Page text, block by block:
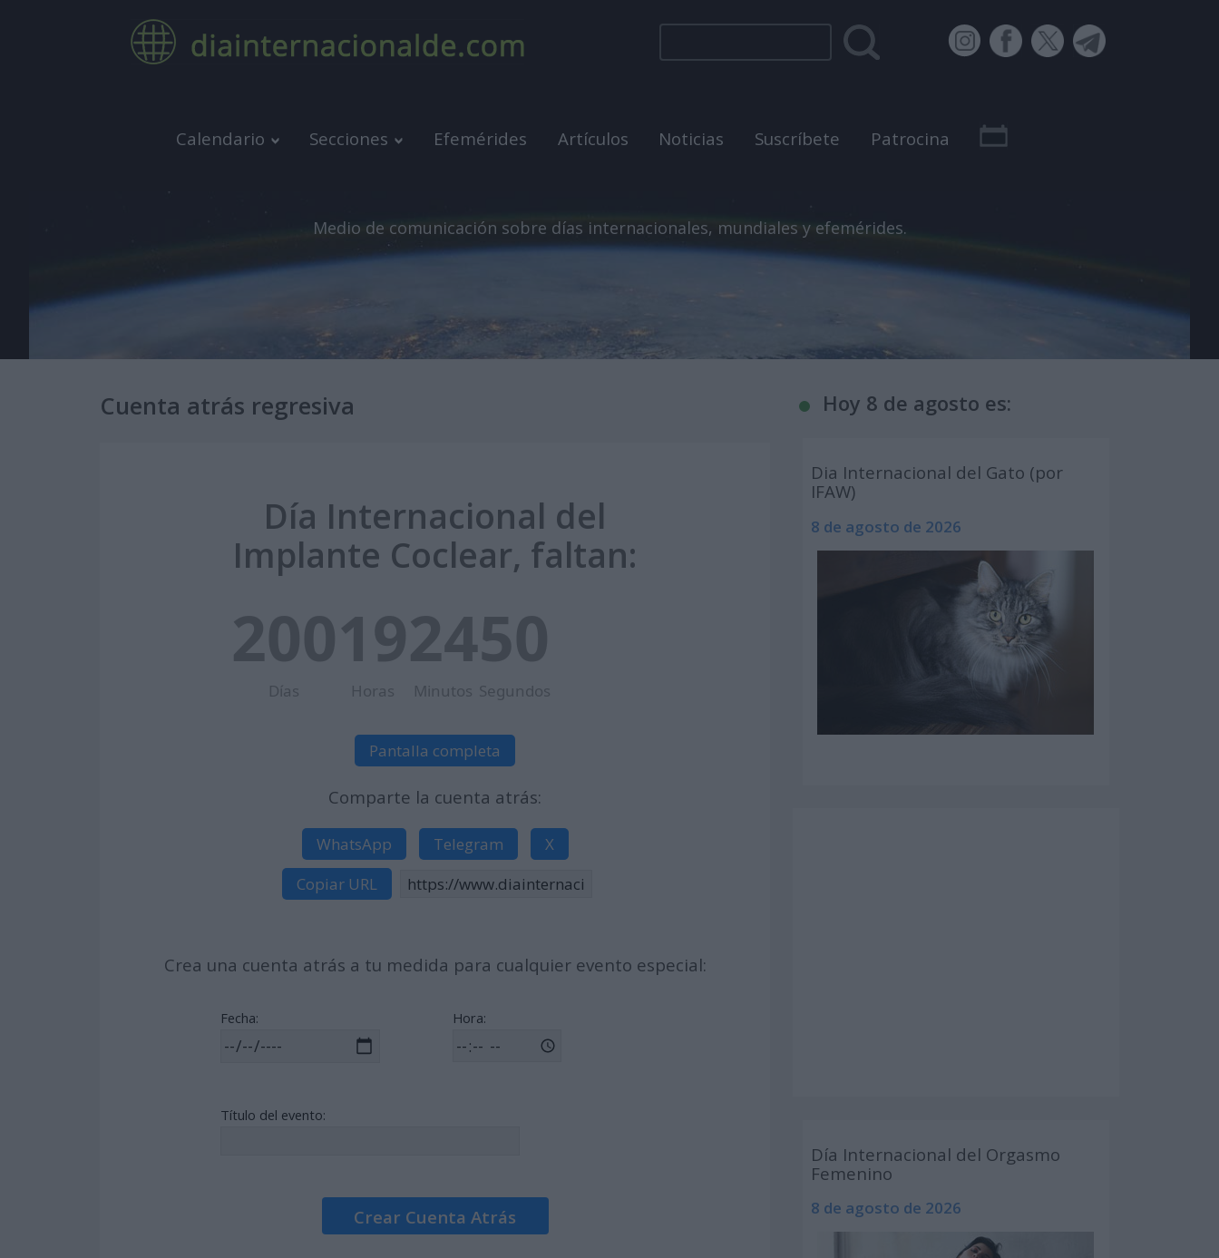
Calendario Secciones Efemérides Artículos Noticias Suscríbete Patrocina
Medio de comunicación sobre días internacionales, mundiales y efemérides.
Cuenta atrás regresiva
Día Internacional del
Implante Coclear, faltan:
200
Días
19
Horas
24
Minutos
49
Segundos
Pantalla completa
Comparte la cuenta atrás:
WhatsApp Telegram
X
Copiar URL
Crea una cuenta atrás a tu medida para cualquier evento especial:
Fecha: Hora:
Título del evento:
Crear Cuenta Atrás
Hoy 8 de agosto es:
Dia Internacional del Gato (por
IFAW)
8 de agosto de 2026
Día Internacional del Orgasmo
Femenino
8 de agosto de 2026